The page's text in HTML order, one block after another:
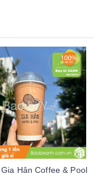
Hân Coffee & Pool